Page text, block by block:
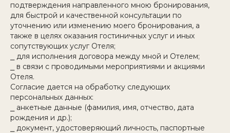
подтверждения направленного мною бронирования,
для быстрой и качественной консультации по
уточнению или изменению моего бронирования, а
также в целях оказания гостиничных услуг и иных
сопутствующих услуг Отеля;
⎯ для исполнения договора между мной и Отелем;
⎯ в связи с проводимыми мероприятиями и акциями
Отеля.
Согласие дается на обработку следующих
персональных данных:
⎯ анкетные данные (фамилия, имя, отчество, дата
рождения и др.);
⎯ документ, удостоверяющий личность, паспортные